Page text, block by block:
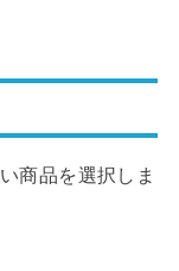
商品を選択しま